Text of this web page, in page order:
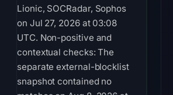
Lionic, SOCRadar, Sophos
on Jul 27, 2026 at 03:08
UTC. Non-positive and
contextual checks: The
separate external-blocklist
snapshot contained no